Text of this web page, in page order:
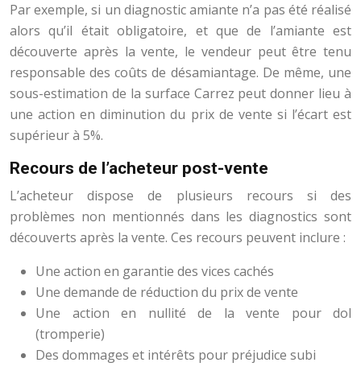
Par exemple, si un diagnostic amiante n’a pas été réalisé
alors qu’il était obligatoire, et que de l’amiante est
découverte après la vente, le vendeur peut être tenu
responsable des coûts de désamiantage. De même, une
sous-estimation de la surface Carrez peut donner lieu à
une action en diminution du prix de vente si l’écart est
supérieur à 5%.
Recours de l’acheteur post-vente
L’acheteur dispose de plusieurs recours si des
problèmes non mentionnés dans les diagnostics sont
découverts après la vente. Ces recours peuvent inclure :
Une action en garantie des vices cachés
Une demande de réduction du prix de vente
Une action en nullité de la vente pour dol
(tromperie)
Des dommages et intérêts pour préjudice subi